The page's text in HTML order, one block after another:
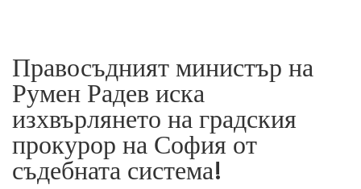
Правосъдният министър на
Румен Радев иска
изхвърлянето на градския
прокурор на София от
съдебната система!